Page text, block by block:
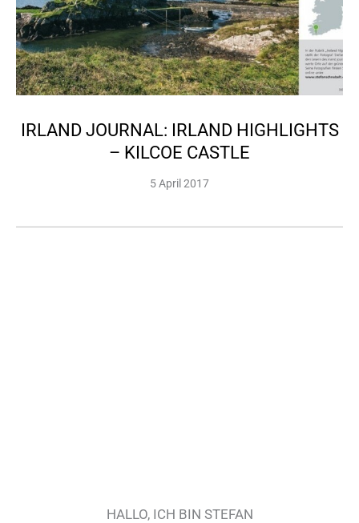
IRLAND JOURNAL: IRLAND HIGHLIGHTS
– KILCOE CASTLE
5 April 2017
HALLO, ICH BIN STEFAN